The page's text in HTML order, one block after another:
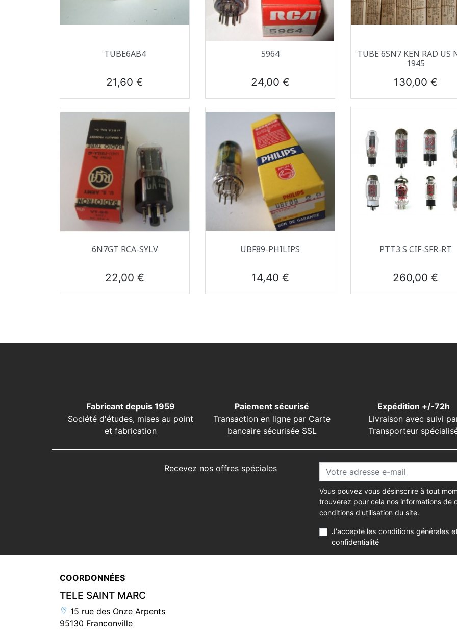
Aperçu rapide
TUBE6AB4
Prix
21,60 €
Aperçu rapide
5964
Prix
24,00 €
Aperçu rapide
TUBE 6SN7 KEN RAD US
1945
Prix
130,00 €
 Aperçu rapide
6N7GT RCA-SYLV
Prix
22,00 €
Aperçu rapide
UBF89-PHILIPS
Prix
14,40 €
Aperçu rapide
PTT3 S CIF-SFR-RT
Prix
260,00 €
Fabricant depuis 1959
Société d'études, mises au point
et fabrication
Paiement sécurisé
Transaction en ligne par Carte
bancaire sécurisée SSL
Expédition +/-72h
Livraison avec suivi
Transporteur
Recevez nos offres spéciales
Vous pouvez vous désinscrire à tout
trouverez pour cela nos informations de
conditions d'utilisation du site.
J'accepte les conditions générales
confidentialité
COORDONNÉES
TELE SAINT MARC
15 rue des Onze Arpents
95130 Franconville